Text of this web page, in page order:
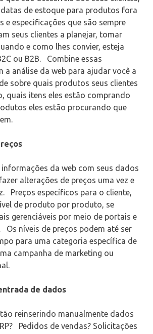
de estoque para produtos fora
e especificações que são sempre
seus clientes a planejar, tomar
e como lhes convier, esteja
ou B2B.
Combine essas
a análise da web para ajudar você a
sobre quais produtos seus clientes
quais itens eles estão comprando
eles estão procurando que
da web com seus dados
alterações de preços uma vez e
Preços específicos para o cliente,
de produto por produto, se
gerenciáveis ​​por meio de portais e
Os níveis de preços podem até ser
para uma categoria específica de
campanha de marketing ou
de dados
reinserindo manualmente dados
Pedidos de vendas? Solicitações